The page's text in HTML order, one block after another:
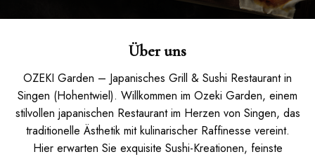
Über uns
OZEKI Garden – Japanisches Grill & Sushi Restaurant in
Singen (Hohentwiel). Willkommen im Ozeki Garden, einem
stilvollen japanischen Restaurant im Herzen von Singen, das
traditionelle Ästhetik mit kulinarischer Raffinesse vereint.
Hier erwarten Sie exquisite Sushi-Kreationen, feinste